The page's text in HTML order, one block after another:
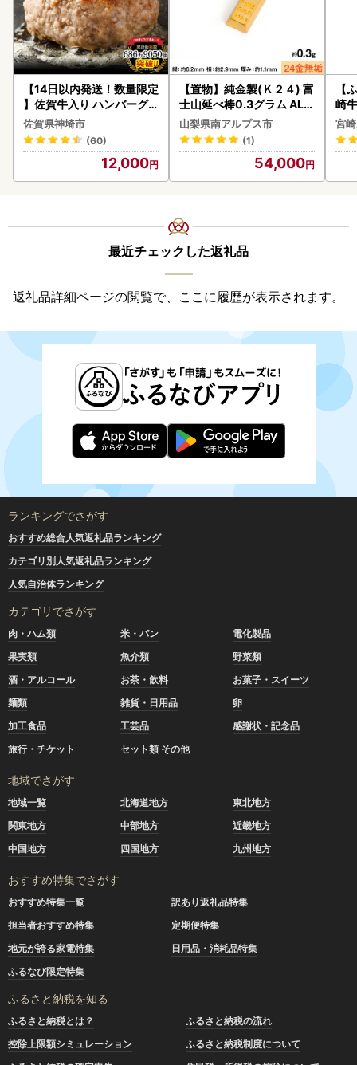
【14日以内発送！数量限定
】佐賀牛入り ハンバーグ 2
2個 2.6kg(120g×22個)(H
083106)
佐賀県神埼市
(60)
12,000
【置物】純金製(Ｋ２４) 富
士山延べ棒0.3グラム ALP
BK193
山梨県南アルプス市
(1)
54,000
【
崎
-VO
宮
最近チェックした返礼品
返礼品詳細ページの閲覧で、ここに履歴が表示されます。
ランキングでさがす
おすすめ総合人気返礼品ランキング
カテゴリ別人気返礼品ランキング
人気自治体ランキング
カテゴリでさがす
肉・ハム類 米・パン
電化製品
果実類
魚介類
野菜類
酒・アルコール
お茶・飲料
お菓子・スイーツ
麺類
雑貨・日用品
卵
加工食品
工芸品
感謝状・記念品
旅行・チケット
セット類 その他
地域でさがす
地域一覧 北海道地方
東北地方
関東地方
中部地方
近畿地方
中国地方
四国地方 九州地方
おすすめ特集でさがす
おすすめ特集一覧
訳あり返礼品特集
担当者おすすめ特集
定期便特集
地元が誇る家電特集
日用品・消耗品特集
ふるなび限定特集
ふるさと納税を知る
ふるさと納税とは？
ふるさと納税の流れ
控除上限額シミュレーション
ふるさと納税制度について